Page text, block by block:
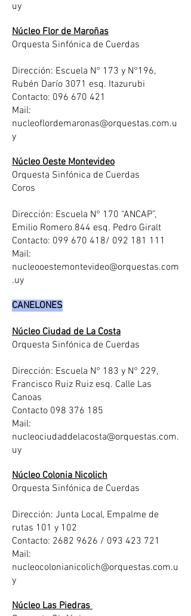
uy
Núcleo Flor de Maroñas
Orquesta Sinfónica de Cuerdas
Dirección: Escuela N° 173 y N°196,
Rubén Darío 3071 esq. Itazurubi
Contacto: 096 670 421
Mail:
nucleoflordemaronas@orquestas.com.u
y
Núcleo Oeste Montevideo
Orquesta Sinfónica de Cuerdas
Coros
Dirección: Escuela N° 170 “ANCAP”,
Emilio Romero 844 esq. Pedro Giralt
Contacto: 099 670 418/ 092 181 111
Mail:
nucleooestemontevideo@orquestas.com
.uy
CANELONES
Núcleo Ciudad de La Costa
Orquesta Sinfónica de Cuerdas
Dirección: Escuela N° 183 y N° 229,
Francisco Ruiz Ruiz esq. Calle Las
Canoas
Contacto 098 376 185
Mail:
nucleociudaddelacosta@orquestas.com.
uy
Núcleo Colonia Nicolich
Orquesta Sinfónica de Cuerdas
Dirección: Junta Local, Empalme de
rutas 101 y 102
Contacto: 2682 9626 / 093 423 721
Mail:
nucleocolonianicolich@orquestas.com.u
y
Núcleo Las Piedras